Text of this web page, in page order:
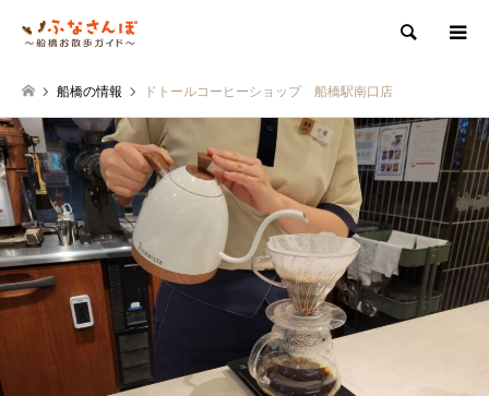
検索
船橋の情報 ドトールコーヒーショップ 船橋駅南口店